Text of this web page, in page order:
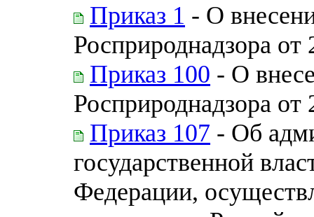
Приказ 1 - О
Росприроднадзора
Приказ 100 - О
Росприроднадзора
Приказ 107 - Об
государственной
Федерации,